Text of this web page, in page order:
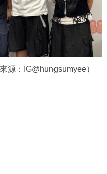
源：IG@hungsumyee）